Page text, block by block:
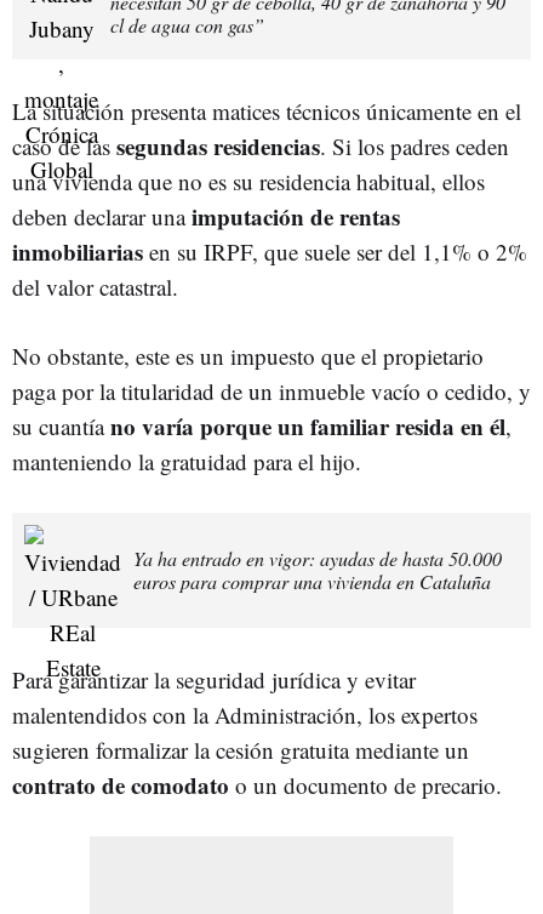
cl de agua con gas”
La situación presenta matices técnicos únicamente en el
caso de las segundas residencias. Si los padres ceden
una vivienda que no es su residencia habitual, ellos
deben declarar unaimputación de rentas
inmobiliarias en su IRPF, que suele ser del 1,1% o 2%
del valor catastral.
No obstante, este es un impuesto que el propietario
paga por la titularidad de un inmueble vacío o cedido, y
su cuantíano varía porque un familiar resida en él,
manteniendo la gratuidad para el hijo.
Ya ha entrado en vigor: ayudas de hasta 50.000
euros para comprar una vivienda en Cataluña
Para garantizar la seguridad jurídica y evitar
malentendidos con la Administración, los expertos
sugieren formalizar la cesión gratuita mediante un
contrato de comodato o un documento de precario.